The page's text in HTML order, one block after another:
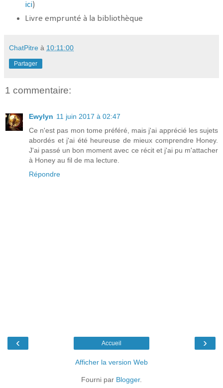
ici)
Livre emprunté à la bibliothèque
ChatPitre à 10:11:00
Partager
1 commentaire:
Ewylyn 11 juin 2017 à 02:47
Ce n'est pas mon tome préféré, mais j'ai apprécié les sujets
abordés et j'ai été heureuse de mieux comprendre Honey.
J'ai passé un bon moment avec ce récit et j'ai pu m'attacher
à Honey au fil de ma lecture.
Répondre
‹ ›
Accueil
Afficher la version Web
Fourni par Blogger.